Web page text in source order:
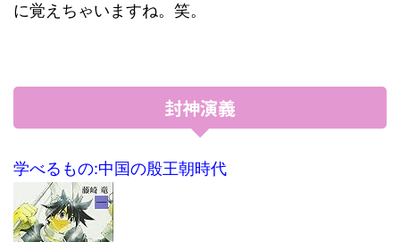
に覚えちゃいますね。笑。
封神演義
学べるもの:中国の殷王朝時代